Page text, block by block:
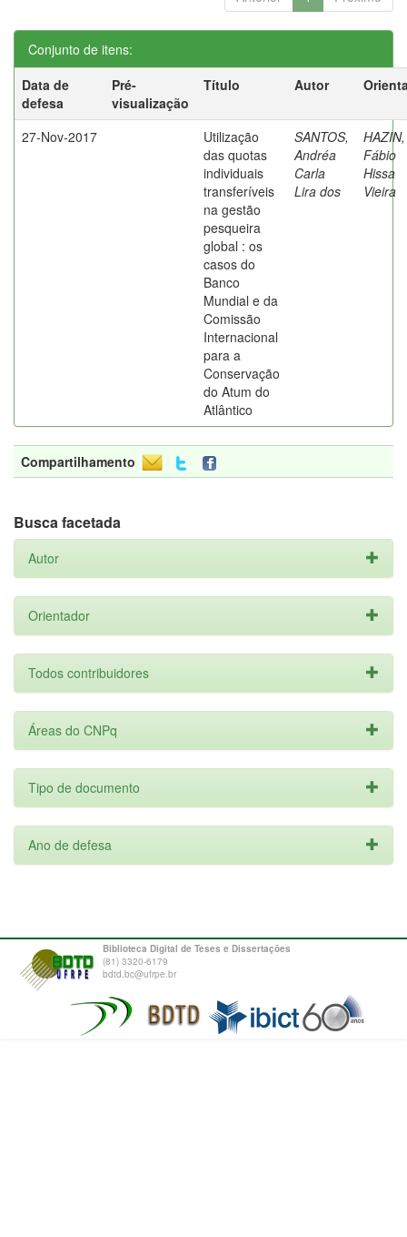
Conjunto de itens:
Data de
defesa
Pré-
visualização
Título Autor
27-Nov-2017
Utilização
das quotas
individuais
transferíveis
na gestão
pesqueira
global : os
casos do
Banco
Mundial e da
Comissão
Internacional
para a
Conservação
do Atum do
Atlântico
SANTOS,
Andréa
Carla
Lira dos
HAZIN,
Fábio
Hissa
Vieira
Compartilhamento
Busca facetada
Autor
Orientador
Todos contribuidores
Áreas do CNPq
Tipo de documento
Ano de defesa
Biblioteca Digital de Teses e Dissertações
(81) 3320-6179
bdtd.bc@ufrpe.br